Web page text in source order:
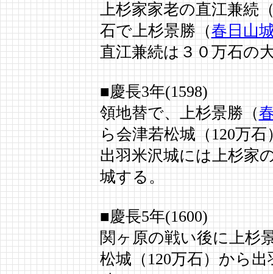
上杉家家老の直江兼続
石で上杉景勝（春日山
直江兼続は３０万石の
■慶長3年(1598)
領地替で、上杉景勝（
ら会津若松城（120万石
出羽米沢城には上杉家
城する。
■慶長5年(1600)
関ヶ原の戦い後に上杉
松城（120万石）から